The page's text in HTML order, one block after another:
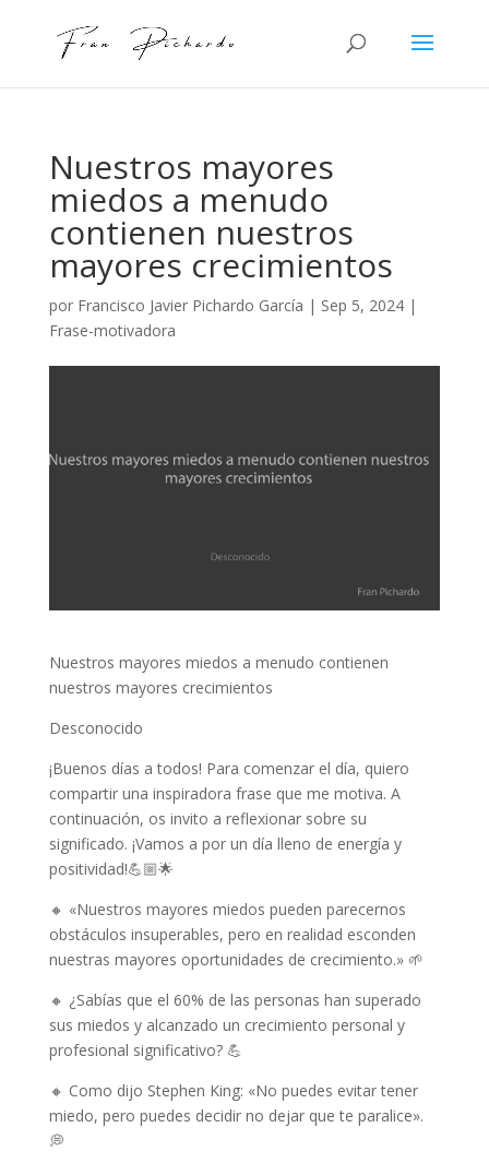
Nuestros mayores
miedos a menudo
contienen nuestros
mayores crecimientos
por Francisco Javier Pichardo García | Sep 5, 2024|
Frase-motivadora
Nuestros mayores miedos a menudo contienen
nuestros mayores crecimientos
Desconocido
¡Buenos días a todos! Para comenzar el día, quiero
compartir una inspiradora frase que me motiva. A
continuación, os invito a reflexionar sobre su
significado. ¡Vamos a por un día lleno de energía y
positividad!💪🏼🌟
🔸 «Nuestros mayores miedos pueden parecernos
obstáculos insuperables, pero en realidad esconden
nuestras mayores oportunidades de crecimiento.» 🌱
🔸 ¿Sabías que el 60% de las personas han superado
sus miedos y alcanzado un crecimiento personal y
profesional significativo? 💪
🔸 Como dijo Stephen King: «No puedes evitar tener
miedo, pero puedes decidir no dejar que te paralice».
💭